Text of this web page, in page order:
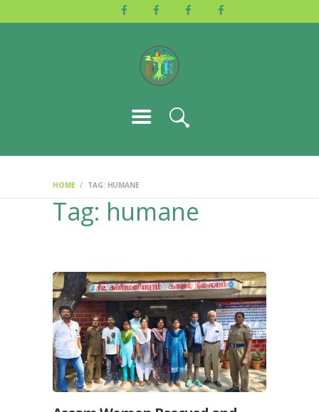
HOME TAG: HUMANE
Tag: humane
ACTIVITIES